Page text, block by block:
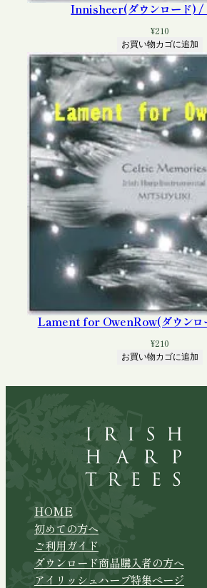
Innisheer(ダウンロード) /
¥210
お買い物カゴに追加
Lament for OwenRow(ダウンロ
¥210
お買い物カゴに追加
HOME
初めての方へ
ご利用ガイド
ダウンロード商品購入者の方へ
アイリッシュハープ特集ページ